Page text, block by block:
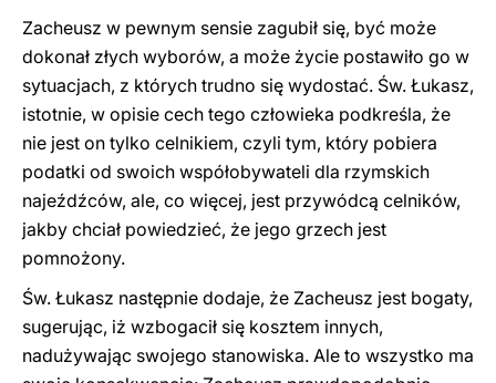
Zacheusz w pewnym sensie zagubił się, być może
dokonał złych wyborów, a może życie postawiło go w
sytuacjach, z których trudno się wydostać. Św. Łukasz,
istotnie, w opisie cech tego człowieka podkreśla, że
nie jest on tylko celnikiem, czyli tym, który pobiera
podatki od swoich współobywateli dla rzymskich
najeźdźców, ale, co więcej, jest przywódcą celników,
jakby chciał powiedzieć, że jego grzech jest
pomnożony.
Św. Łukasz następnie dodaje, że Zacheusz jest bogaty,
sugerując, iż wzbogacił się kosztem innych,
nadużywając swojego stanowiska. Ale to wszystko ma